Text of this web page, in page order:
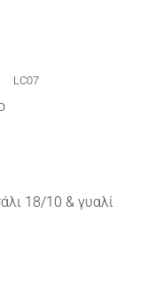
LC07
18/10 & γυαλί